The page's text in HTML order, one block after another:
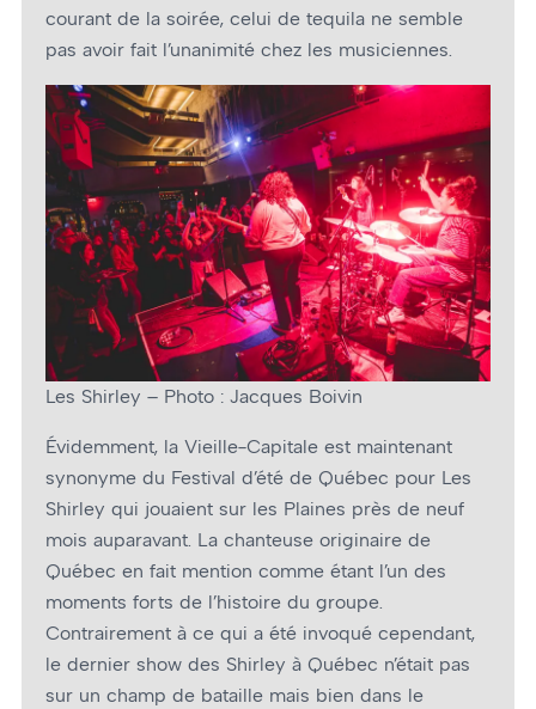
courant de la soirée, celui de tequila ne semble
pas avoir fait l’unanimité chez les musiciennes.
Les Shirley – Photo : Jacques Boivin
Évidemment, la Vieille-Capitale est maintenant
synonyme du Festival d’été de Québec pour Les
Shirley qui jouaient sur les Plaines près de neuf
mois auparavant. La chanteuse originaire de
Québec en fait mention comme étant l’un des
moments forts de l’histoire du groupe.
Contrairement à ce qui a été invoqué cependant,
le dernier show des Shirley à Québec n’était pas
sur un champ de bataille mais bien dans le